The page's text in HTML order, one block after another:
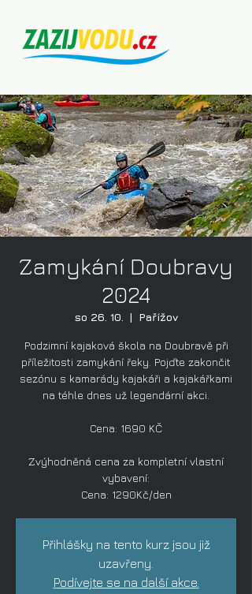
Zamykání Doubravy
2024
so 26. 10.
  |
Pařížov
Podzimní kajaková škola na Doubravě při
příležitosti zamykání řeky. Pojďte zakončit
sezónu s kamarády kajakáři a kajakářkami
na téhle dnes už legendární akci.
Cena: 1690 KČ
Zvýhodněná cena za kompletní vlastní
vybavení:
Cena: 1290Kč/den
Přihlášky na tento kurz jsou již
uzavřeny.
Podívejte se na další akce.